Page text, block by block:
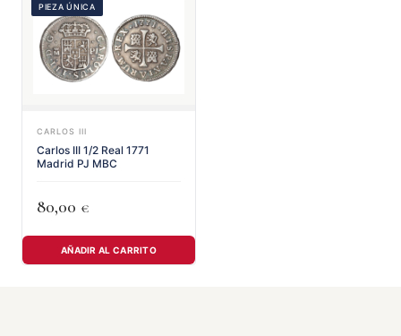
PIEZA ÚNICA
CARLOS III
Carlos III 1/2 Real 1771
Madrid PJ MBC
80,00 €
AÑADIR AL CARRITO